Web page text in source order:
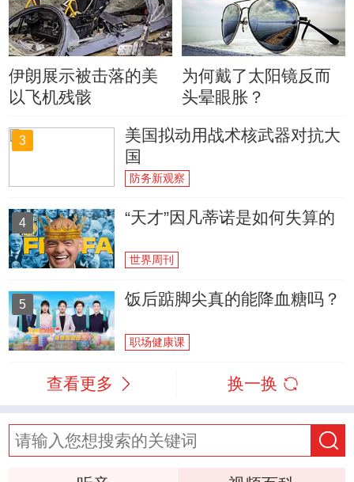
伊朗展示被击落的美
以飞机残骸
为何戴了太阳镜反而
头晕眼胀？
3
美国拟动用战术核武器对抗大
国
防务新观察
4 “天才”因凡蒂诺是如何失算的
世界周刊
5 饭后踮脚尖真的能降血糖吗？
职场健康课
查看更多 换一换